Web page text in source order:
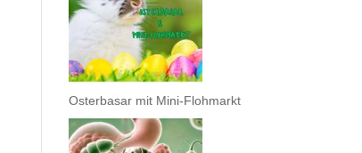
Osterbasar mit Mini-Flohmarkt